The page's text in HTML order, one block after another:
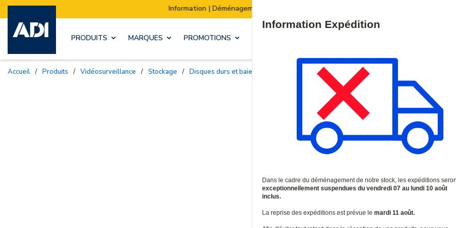
Information | Déménagement de notre stock : Les expéditions seront suspendues du 07 au 10 août inclus.
PRODUITS MARQUES PROMOTIONS
Accueil / Produits / Vidéosurveillance / Stockage / Disques durs et baies